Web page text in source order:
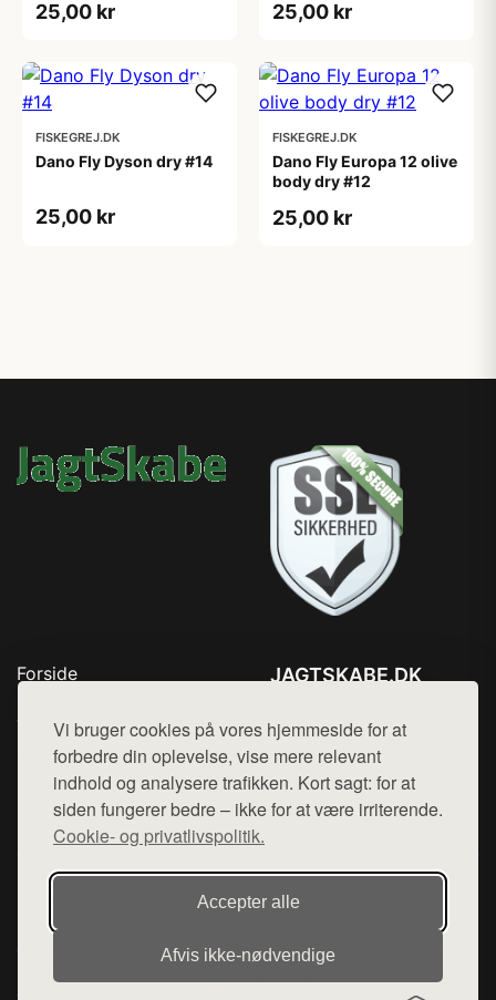
Vi bruger cookies på vores hjemmeside for at
forbedre din oplevelse, vise mere relevant
indhold og analysere trafikken. Kort sagt: for at
siden fungerer bedre – ikke for at være irriterende.
Cookie- og privatlivspolitik.
Accepter alle
Afvis ikke‑nødvendige
25,00 kr 25,00 kr
FISKEGREJ.DK
Dano Fly Dyson dry #14
25,00 kr
FISKEGREJ.DK
Dano Fly Europa 12 olive
body dry #12
25,00 kr
Forside
Top Rabatter
Blog
Kontakt
JAGTSKABE.DK
Mail: hej@want.dk
Cookie- og privatlivspolitik
Denne side er en del af want.dk, der udgiver en række
hjemmesider med præsentation af forskellige produkter fra
diverse webshops. Der sælges ikke varer fra denne side - vi
henviser til de shops, som sælger varen. Vi har heller ikke